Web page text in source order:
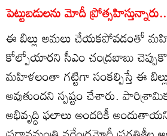
పెట్టుబడులను మోదీ ప్రోత్సహిస్తున్నారు..
ఈ బిల్లు అమలు చేయకపోవడంతో
కోల్పోయారని సీఎం చంద్రబాబు
మహిళలంతా గట్టిగా సంకల్పిస్తే ఈ
అవుతుందని స్పష్టం చేశారు.
అభివృద్ధి ఫలాలు అందరికీ